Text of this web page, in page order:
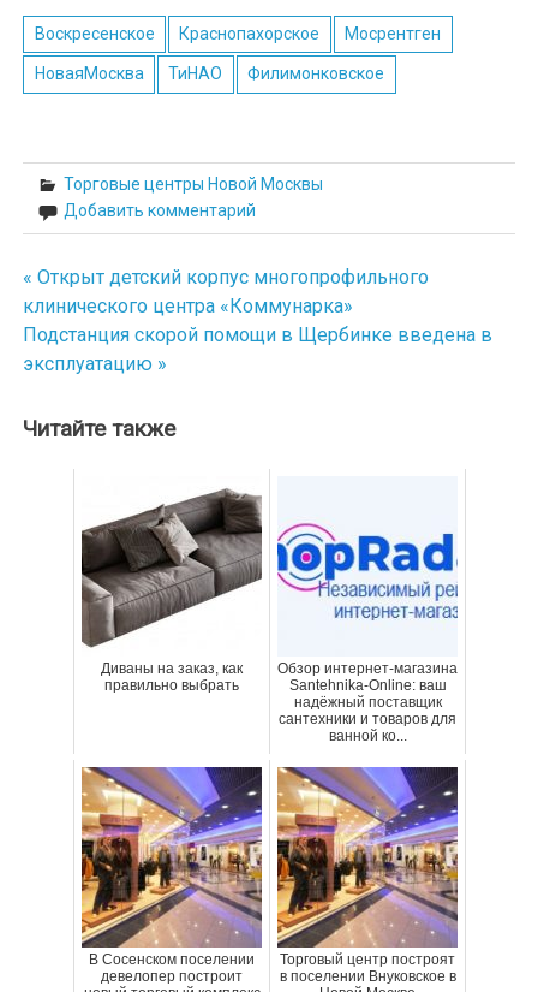
Воскресенское Краснопахорское Мосрентген
НоваяМосква ТиНАО Филимонковское
Торговые центры Новой Москвы
Добавить комментарий
Навигация
по
записям
« Открыт детский корпус многопрофильного
клинического центра «Коммунарка»
Подстанция скорой помощи в Щербинке введена в
эксплуатацию »
Читайте также
Диваны на заказ, как
правильно выбрать
Обзор интернет-магазина
Santehnika-Online: ваш
надёжный поставщик
сантехники и товаров для
ванной ко...
В Сосенском поселении
девелопер построит
Торговый центр построят
в поселении Внуковское в